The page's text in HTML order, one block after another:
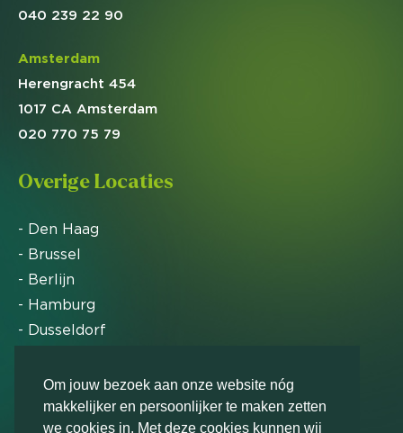
Om jouw bezoek aan onze website nóg
makkelijker en persoonlijker te maken zetten
we cookies in. Met deze cookies kunnen wij
040 239 22 90
Amsterdam
Herengracht 454
1017 CA Amsterdam
020 770 75 79
Overige Locaties
- Den Haag
- Brussel
- Berlijn
- Hamburg
- Dusseldorf
Markteffect is door het Financieele Dagblad